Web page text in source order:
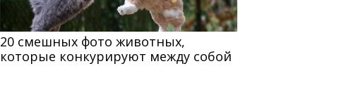
20 смешных фото животных,
которые конкурируют между собой